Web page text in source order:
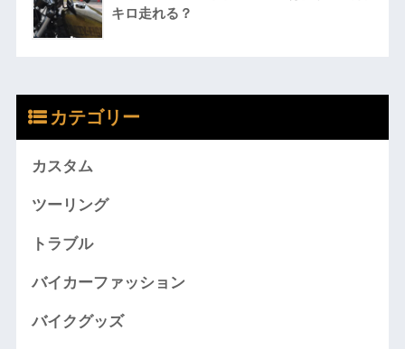
キロ走れる？
カテゴリー
カスタム
ツーリング
トラブル
バイカーファッション
バイクグッズ